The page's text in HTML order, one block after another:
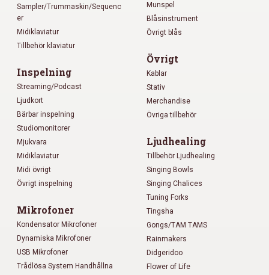
Sampler/Trummaskin/Sequenc
er
Midiklaviatur
Tillbehör klaviatur
Inspelning
Streaming/Podcast
Ljudkort
Bärbar inspelning
Studiomonitorer
Mjukvara
Midiklaviatur
Midi övrigt
Övrigt inspelning
Mikrofoner
Kondensator Mikrofoner
Dynamiska Mikrofoner
USB Mikrofoner
Trådlösa System Handhållna
Munspel
Blåsinstrument
Övrigt blås
Övrigt
Kablar
Stativ
Merchandise
Övriga tillbehör
Ljudhealing
Tillbehör Ljudhealing
Singing Bowls
Singing Chalices
Tuning Forks
Tingsha
Gongs/TAM TAMS
Rainmakers
Didgeridoo
Flower of Life